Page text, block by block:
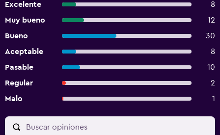
Excelente
8
Muy bueno
12
Bueno
30
Aceptable
8
Pasable
10
Regular
2
Malo
1